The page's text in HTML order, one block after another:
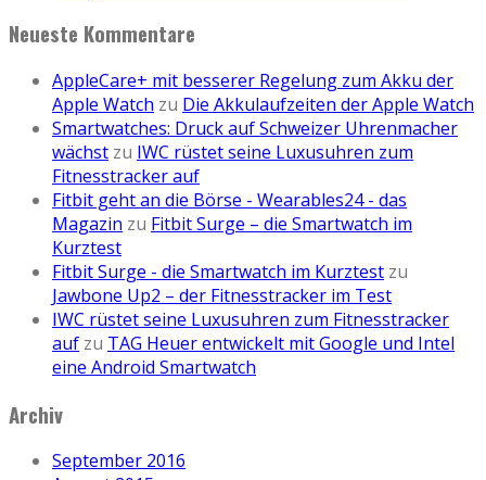
Neueste Kommentare
AppleCare+ mit besserer Regelung zum Akku der
Apple Watch zu Die Akkulaufzeiten der Apple Watch
Smartwatches: Druck auf Schweizer Uhrenmacher
wächst zu IWC rüstet seine Luxusuhren zum
Fitnesstracker auf
Fitbit geht an die Börse - Wearables24 - das
Magazin zu Fitbit Surge – die Smartwatch im
Kurztest
Fitbit Surge - die Smartwatch im Kurztest zu
Jawbone Up2 – der Fitnesstracker im Test
IWC rüstet seine Luxusuhren zum Fitnesstracker
auf zu TAG Heuer entwickelt mit Google und Intel
eine Android Smartwatch
Archiv
September 2016